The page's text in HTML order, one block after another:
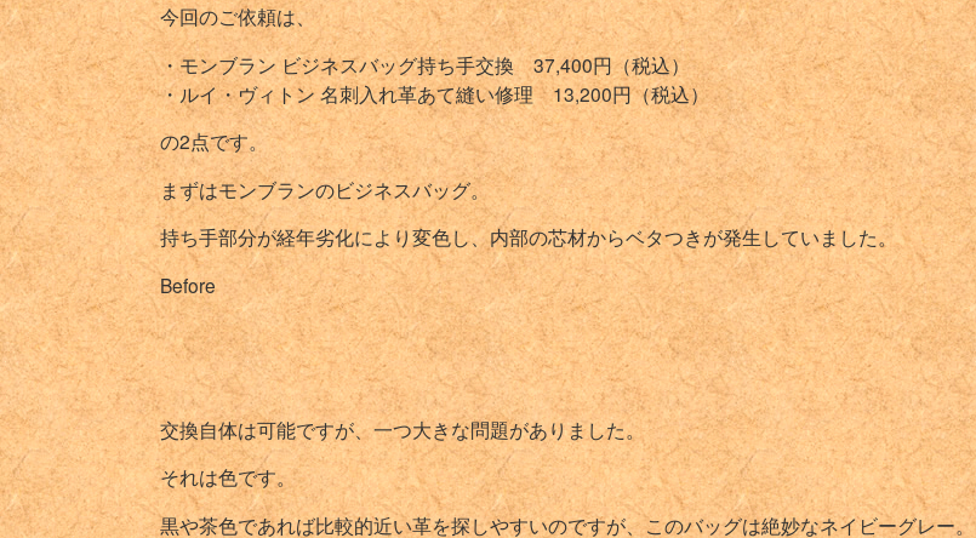
今回のご依頼は、
・モンブラン ビジネスバッグ持ち手交換 37,400円（税込）
・ルイ・ヴィトン 名刺入れ革あて縫い修理 13,200円（税込）
の2点です。
まずはモンブランのビジネスバッグ。
持ち手部分が経年劣化により変色し、内部の芯材からベタつきが発生していました。
Before
交換自体は可能ですが、一つ大きな問題がありました。
それは色です。
黒や茶色であれば比較的近い革を探しやすいのですが、このバッグは絶妙なネイビーグレー。